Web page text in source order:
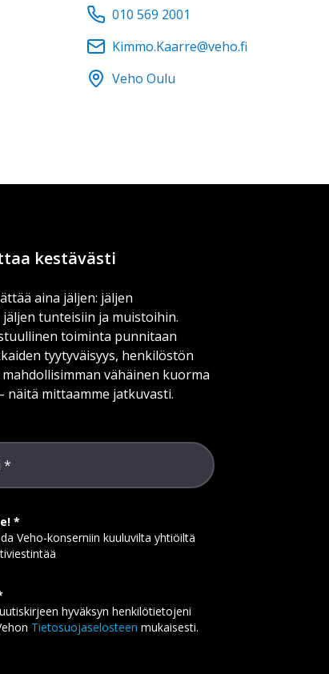
010 569 2001
Kimmo.Kaarre@veho.fi
Veho Oulu
kestävästi
aina jäljen: jäljen
tunteisiin ja muistoihin.
toiminta punnitaan
tyytyväisyys, henkilöstön
vähäinen kuorma
näitä mittaamme jatkuvasti.
Veho-konserniin kuuluvilta yhtiöiltä
hyväksyn henkilötietojeni
Tietosuojaselosteen mukaisesti.